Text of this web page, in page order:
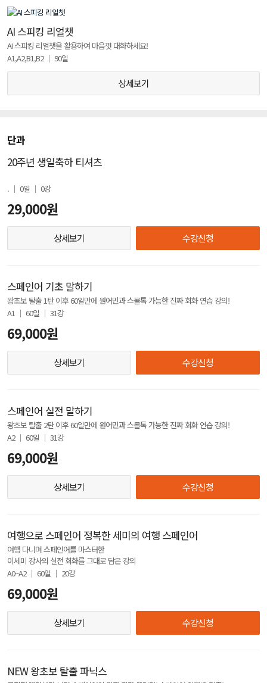
AI 스피킹 리얼챗
AI 스피킹 리얼챗을 활용하여 마음껏 대화하세요!
A1,A2,B1,B2 │ 90일
상세보기
단과
20주년 생일축하 티셔츠
. │ 0일 │ 0강
29,000원
상세보기 수강신청
스페인어 기초 말하기
왕초보 탈출 1탄 이후 60일만에 원어민과 스몰톡 가능한 진짜 회화 연습 강의!
A1 │ 60일 │ 31강
69,000원
상세보기 수강신청
스페인어 실전 말하기
왕초보 탈출 2탄 이후 60일만에 원어민과 스몰톡 가능한 진짜 회화 연습 강의!
A2 │ 60일 │ 31강
69,000원
상세보기 수강신청
여행으로 스페인어 정복한 세미의 여행 스페인어
여행 다니며 스페인어를 마스터한
이세미 강사의 실전 회화를 그대로 담은 강의
A0~A2 │ 60일 │ 20강
69,000원
상세보기 수강신청
NEW 왕초보 탈출 파닉스